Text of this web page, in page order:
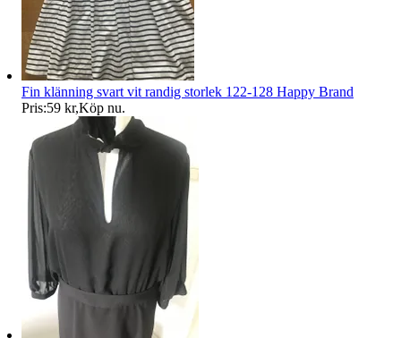
Fin klänning svart vit randig storlek 122-128 Happy Brand
Pris:59 kr,Köp nu.